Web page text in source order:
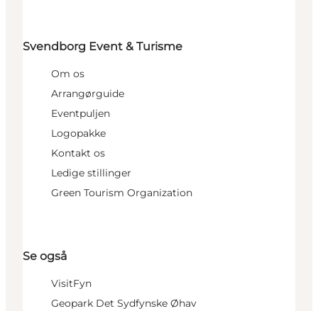
Svendborg Event & Turisme
Om os
Arrangørguide
Eventpuljen
Logopakke
Kontakt os
Ledige stillinger
Green Tourism Organization
Se også
VisitFyn
Geopark Det Sydfynske Øhav